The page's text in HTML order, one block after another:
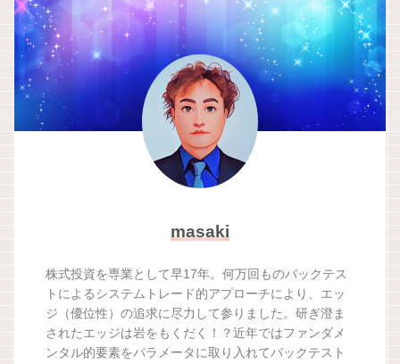
masaki
株式投資を専業として早17年。何万回ものバックテス
トによるシステムトレード的アプローチにより、エッ
ジ（優位性）の追求に尽力して参りました。研ぎ澄ま
されたエッジは岩をもくだく！？近年ではファンダメ
ンタル的要素をパラメータに取り入れてバックテスト